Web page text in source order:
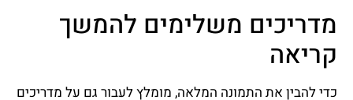
מדריכים משלימים להמשך
קריאה
כדי להבין את התמונה המלאה, מומלץ לעבור גם על מדריכים